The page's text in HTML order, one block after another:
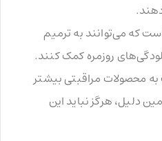
که می‌توانند به ترمیم
روزمره کمک کنند.
محصولات مراقبتی بیشتر
دلیل، هرگز نباید این